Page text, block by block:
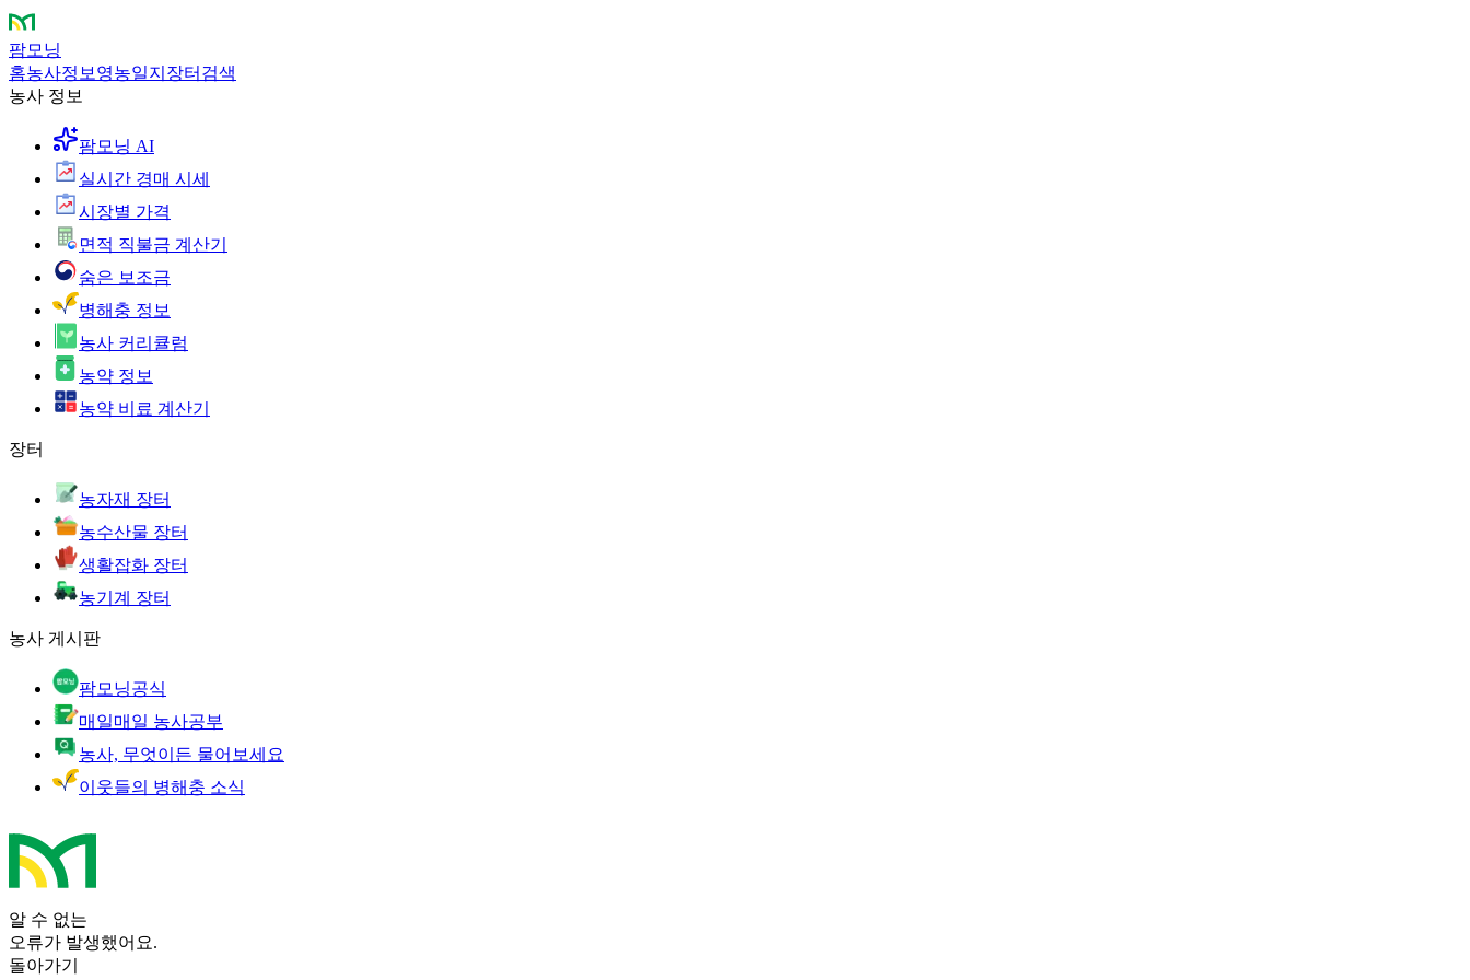
팜모닝
홈농사정보 영농일지 장터 검색
농사 정보
팜모닝 AI
실시간 경매 시세
시장별 가격
면적 직불금 계산기
숨은 보조금
병해충 정보
농사 커리큘럼
농약 정보
농약 비료 계산기
장터
농자재 장터
농수산물 장터
생활잡화 장터
농기계 장터
농사 게시판
팜모닝공식
매일매일 농사공부
농사, 무엇이든 물어보세요
이웃들의 병해충 소식
알 수 없는
오류가 발생했어요.
돌아가기